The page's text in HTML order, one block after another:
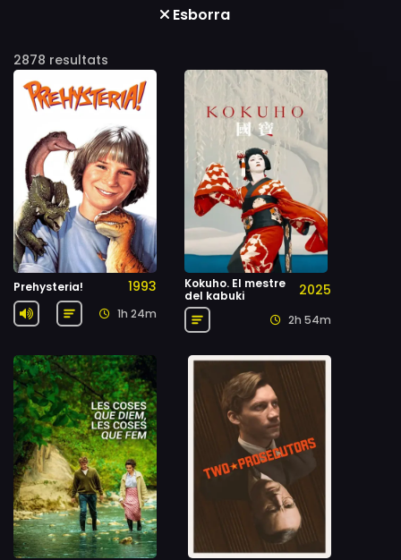
Esborra
2878 resultats
Prehysteria! 1993
1h 24m
Kokuho. El mestre
del kabuki
2025
2h 54m